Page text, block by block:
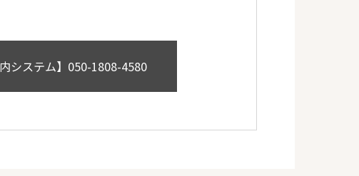
システム】 050-1808-4580